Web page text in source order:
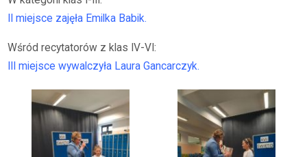
II miejsce zajęła Emilka Babik.
Wśród recytatorów z klas IV-VI:
III miejsce wywalczyła Laura Gancarczyk.